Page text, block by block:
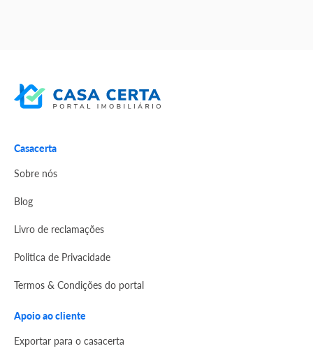
Casacerta
Sobre nós
Blog
Livro de reclamações
Politica de Privacidade
Termos & Condições do portal
Apoio ao cliente
Exportar para o casacerta